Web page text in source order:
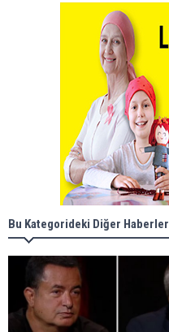
Bu Kategorideki Diğer Haberler